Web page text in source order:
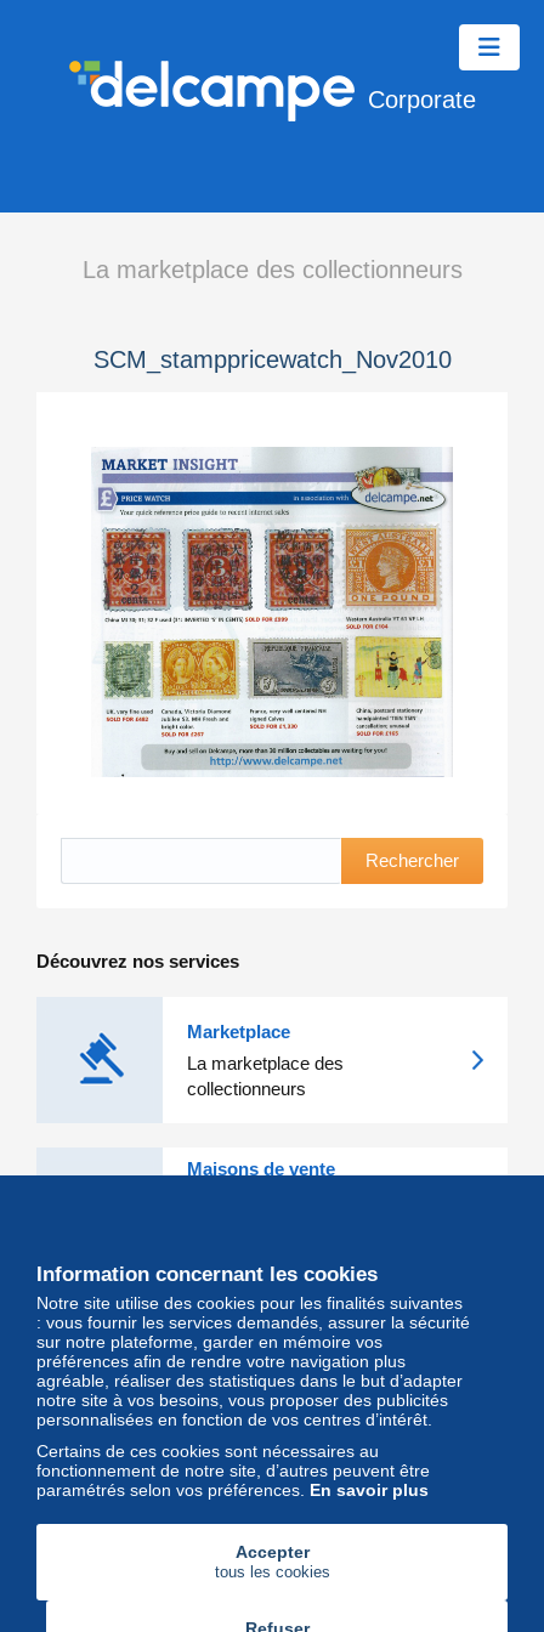
Corporate
La marketplace des collectionneurs
SCM_stamppricewatch_Nov2010
Rechercher
Découvrez nos services
Marketplace
La marketplace des
collectionneurs
Maisons de vente
Magazine
Un regard unique et décalé sur
l'univers des timbres et leurs
collectionneurs
Information concernant les cookies
Notre site utilise des cookies pour les finalités suivantes
: vous fournir les services demandés, assurer la sécurité
sur notre plateforme, garder en mémoire vos
préférences afin de rendre votre navigation plus
agréable, réaliser des statistiques dans le but d’adapter
notre site à vos besoins, vous proposer des publicités
personnalisées en fonction de vos centres d’intérêt.
Certains de ces cookies sont nécessaires au
fonctionnement de notre site, d’autres peuvent être
paramétrés selon vos préférences. En savoir plus
Accepter
tous les cookies